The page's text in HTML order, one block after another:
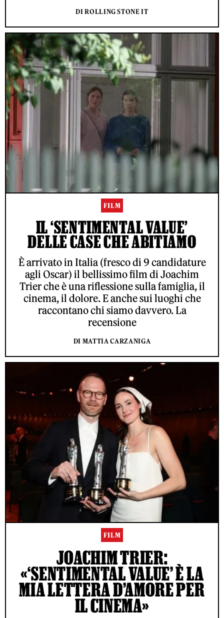
DI ROLLING STONE IT
FILM
IL ‘SENTIMENTAL VALUE’
DELLE CASE CHE ABITIAMO
È arrivato in Italia (fresco di 9 candidature
agli Oscar) il bellissimo film di Joachim
Trier che è una riflessione sulla famiglia, il
cinema, il dolore. E anche sui luoghi che
raccontano chi siamo davvero. La
recensione
DI MATTIA CARZANIGA
FILM
JOACHIM TRIER:
«‘SENTIMENTAL VALUE’ È LA
MIA LETTERA D’AMORE PER
IL CINEMA»